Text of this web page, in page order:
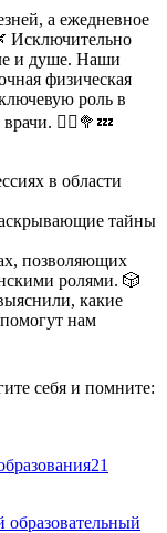
а ежедневное
Исключительно
и душе. Наши
физическая
роль в
🏃‍♀️🥦💤
в области
тайны
позволяющих
ролями. 🎲
какие
нам
себя и помните: